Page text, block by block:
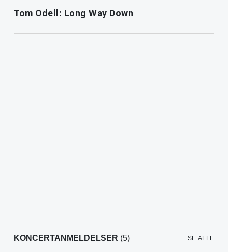
Tom Odell: Long Way Down
KONCERTANMELDELSER (5) SE ALLE